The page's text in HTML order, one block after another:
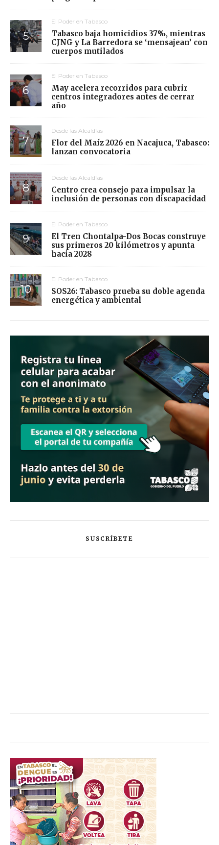
El Poder en Tabasco
Tabasco baja homicidios 37%, mientras
CJNG y La Barredora se ‘mensajean’ con
cuerpos mutilados
El Poder en Tabasco
May acelera recorridos para cubrir
centros integradores antes de cerrar
año
Desde las Alcaldías
Flor del Maíz 2026 en Nacajuca, Tabasco:
lanzan convocatoria
Desde las Alcaldías
Centro crea consejo para impulsar la
inclusión de personas con discapacidad
El Poder en Tabasco
El Tren Chontalpa-Dos Bocas construye
sus primeros 20 kilómetros y apunta
hacia 2028
El Poder en Tabasco
SOS26: Tabasco prueba su doble agenda
energética y ambiental
SUSCRÍBETE